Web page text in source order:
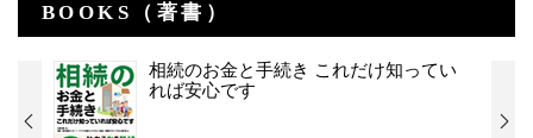
BOOKS（著書）
相続のお金と手続き これだけ知ってい
れば安心です